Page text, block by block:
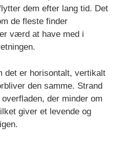
dem efter lang tid. Det
de fleste finder
værd at have med i
det er horisontalt, vertikalt
den samme. Strand
der minder om
giver et levende og